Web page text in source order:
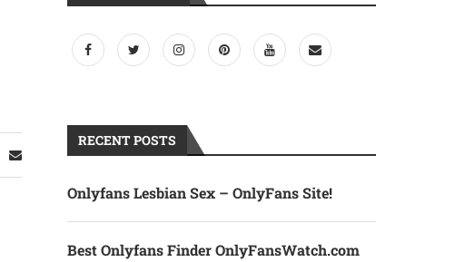
RECENT POSTS
Onlyfans Lesbian Sex – OnlyFans Site!
Best Onlyfans Finder OnlyFansWatch.com